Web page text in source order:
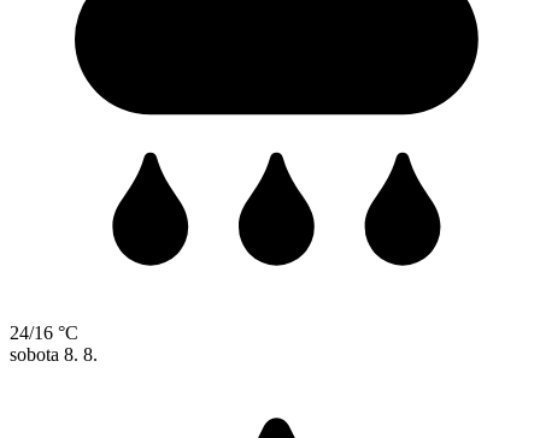
24/16 °C
sobota 8. 8.